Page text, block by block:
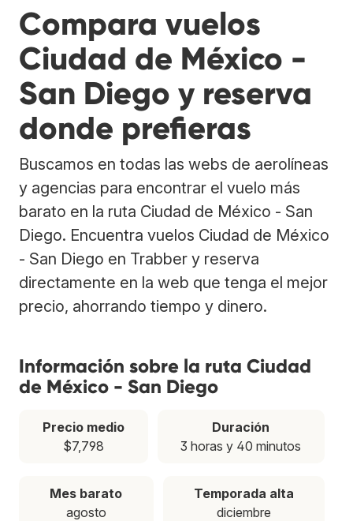
Compara vuelos
Ciudad de México -
San Diego y reserva
donde prefieras
Buscamos en todas las webs de aerolíneas
y agencias para encontrar el vuelo más
barato en la ruta Ciudad de México - San
Diego. Encuentra vuelos Ciudad de México
- San Diego en Trabber y reserva
directamente en la web que tenga el mejor
precio, ahorrando tiempo y dinero.
Información sobre la ruta Ciudad
de México - San Diego
Precio medio
$7,798
Duración
3 horas y 40 minutos
Mes barato
agosto
Temporada alta
diciembre